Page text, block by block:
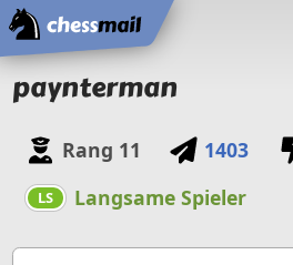
Startseite
paynterman
Rang 11 1403
LS Langsame Spieler